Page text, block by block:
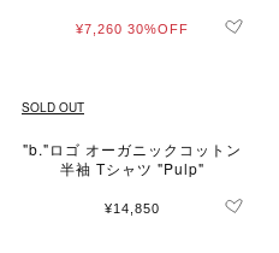
¥7,260 30%OFF
SOLD OUT
"b."ロゴ オーガニックコットン
半袖 Tシャツ "Pulp"
¥14,850